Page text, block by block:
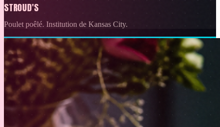
STROUD'S
Poulet poêlé. Institution de Kansas City.